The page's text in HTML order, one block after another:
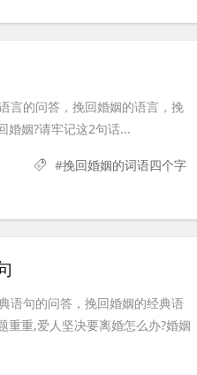
言的问答，挽回婚姻的语言，挽
婚姻?请牢记这2句话...
#挽回婚姻的词语四个字
语句的问答，挽回婚姻的经典语
重重,爱人坚决要离婚怎么办?婚姻